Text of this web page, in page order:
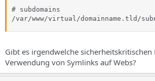
# subdomains
/var/www/virtual/domainname.tld/
Gibt es irgendwelche sicherheitskritischen
Verwendung von Symlinks auf Webs?